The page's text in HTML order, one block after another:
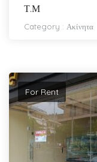
Τ.Μ
Category : Ακίνητα
For Rent